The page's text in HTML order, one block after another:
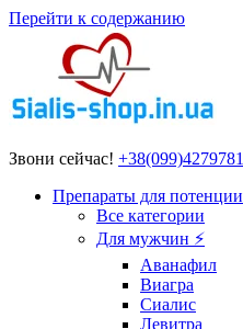
Перейти к содержанию
Звони сейчас! +38(099)4279781
Препараты для потенции
Все категории
Для мужчин ⚡
Аванафил
Виагра
Сиалис
Левитра